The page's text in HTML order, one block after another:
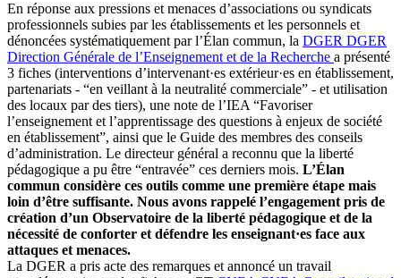
En réponse aux pressions et menaces d’associations ou syndicats
professionnels subies par les établissements et les personnels et
dénoncées systématiquement par l’Élan commun, la DGER DGER
Direction Générale de l’Enseignement et de la Recherche a présenté
3 fiches (interventions d’intervenant·es extérieur·es en établissement,
partenariats - “en veillant à la neutralité commerciale” - et utilisation
des locaux par des tiers), une note de l’IEA “Favoriser
l’enseignement et l’apprentissage des questions à enjeux de société
en établissement”, ainsi que le Guide des membres des conseils
d’administration. Le directeur général a reconnu que la liberté
pédagogique a pu être “entravée” ces derniers mois. L’Élan
commun considère ces outils comme une première étape mais
loin d’être suffisante. Nous avons rappelé l’engagement pris de
création d’un Observatoire de la liberté pédagogique et de la
nécessité de conforter et défendre les enseignant·es face aux
attaques et menaces.
La DGER a pris acte des remarques et annoncé un travail